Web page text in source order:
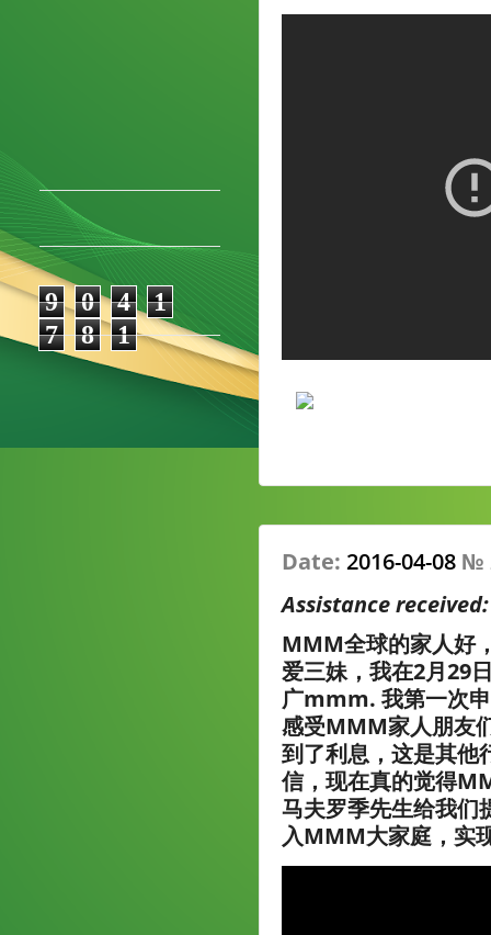
Date: 2016-04-08 №
Assistance
MMM全球的家人好
爱三妹，我在2月29
广mmm. 我第一次
感受MMM家人朋友
到了利息，这是其他
信，现在真的觉得
马夫罗季先生给我
入MMM大家庭，实
9 0 4
1
7
8 1